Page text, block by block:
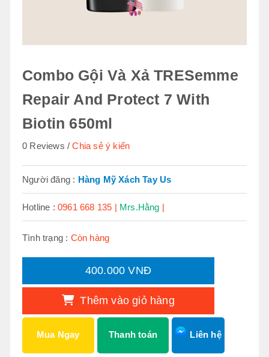
Combo Gội Và Xả TRESemme
Repair And Protect 7 With
Biotin 650ml
0 Reviews Chia sẻ ý kiến
Người đăng : Hàng Mỹ Xách Tay Us
Hotline :0961 668 135 | Mrs.Hằng |
Tình trạng : Còn hàng
400.000 VNĐ
Thêm vào giỏ hàng
Mua Ngay Thanh toán Liên hệ